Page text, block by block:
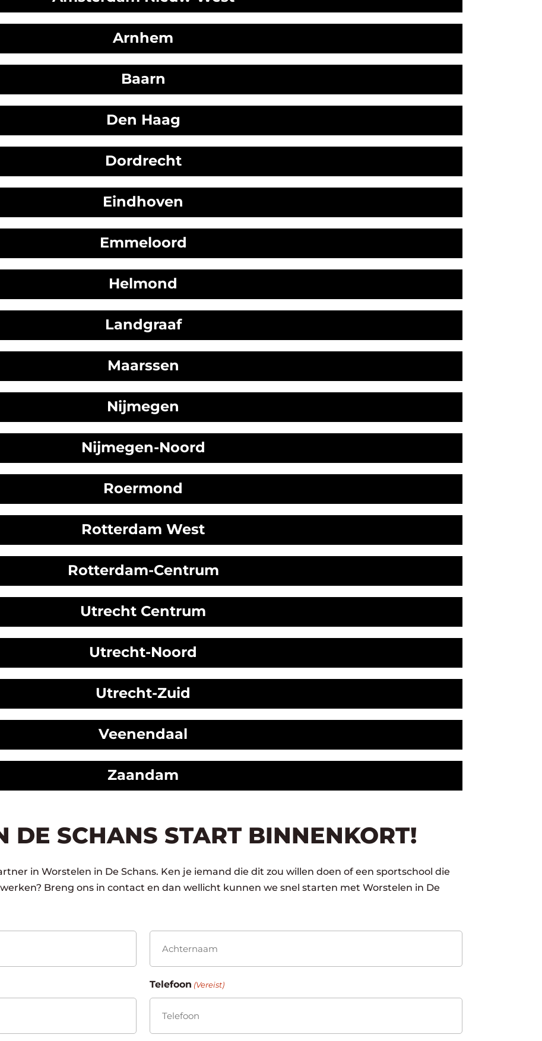
Arnhem
Baarn
Den Haag
Dordrecht
Eindhoven
Emmeloord
Helmond
Landgraaf
Maarssen
Nijmegen
Nijmegen-Noord
Roermond
Rotterdam West
Rotterdam-Centrum
Utrecht Centrum
Utrecht-Noord
Utrecht-Zuid
Veenendaal
Zaandam
DE SCHANS START BINNENKORT!
in Worstelen in De Schans. Ken je iemand die dit zou willen doen of een sportschool die
Breng ons in contact en dan wellicht kunnen we snel starten met Worstelen in De
Telefoon (Vereist)